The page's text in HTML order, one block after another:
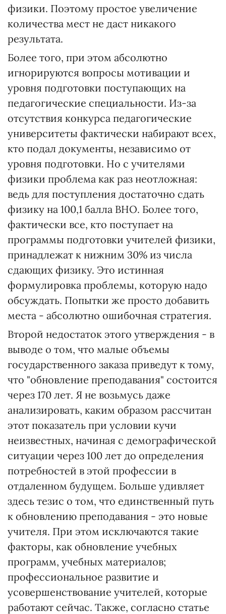
физики. Поэтому простое увеличение
количества мест не даст никакого
результата.
Более того, при этом абсолютно
игнорируются вопросы мотивации и
уровня подготовки поступающих на
педагогические специальности. Из-за
отсутствия конкурса педагогические
университеты фактически набирают всех,
кто подал документы, независимо от
уровня подготовки. Но с учителями
физики проблема как раз неотложная:
ведь для поступления достаточно сдать
физику на 100,1 балла ВНО. Более того,
фактически все, кто поступает на
программы подготовки учителей физики,
принадлежат к нижним 30% из числа
сдающих физику. Это истинная
формулировка проблемы, которую надо
обсуждать. Попытки же просто добавить
места - абсолютно ошибочная стратегия.
Второй недостаток этого утверждения - в
выводе о том, что малые объемы
государственного заказа приведут к тому,
что "обновление преподавания" состоится
через 170 лет. Я не возьмусь даже
анализировать, каким образом рассчитан
этот показатель при условии кучи
неизвестных, начиная с демографической
ситуации через 100 лет до определения
потребностей в этой профессии в
отдаленном будущем. Больше удивляет
здесь тезис о том, что единственный путь
к обновлению преподавания - это новые
учителя. При этом исключаются такие
факторы, как обновление учебных
программ, учебных материалов;
профессиональное развитие и
усовершенствование учителей, которые
работают сейчас. Также, согласно статье